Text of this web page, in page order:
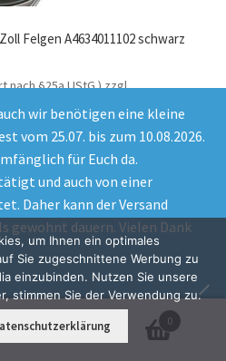
wir benötigen eine kleine
vom 25.07. bis zum 10.08.2026.
für Euch da.
und auch von einer
Daher kann der Versand
gewohnt dauern. Vielen Dank
Felgen A4634011102 schwarz
nach §25a UStG.)zzgl.
0
um Ihnen ein optimales
Sie zugeschnittene Werbung zu
einzubinden. Nutzen Sie unsere
stimmen Sie der Verwendung zu.